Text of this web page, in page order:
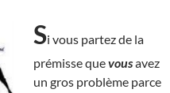
Si vous partez de la
prémisse quevousavez
un gros problème parce